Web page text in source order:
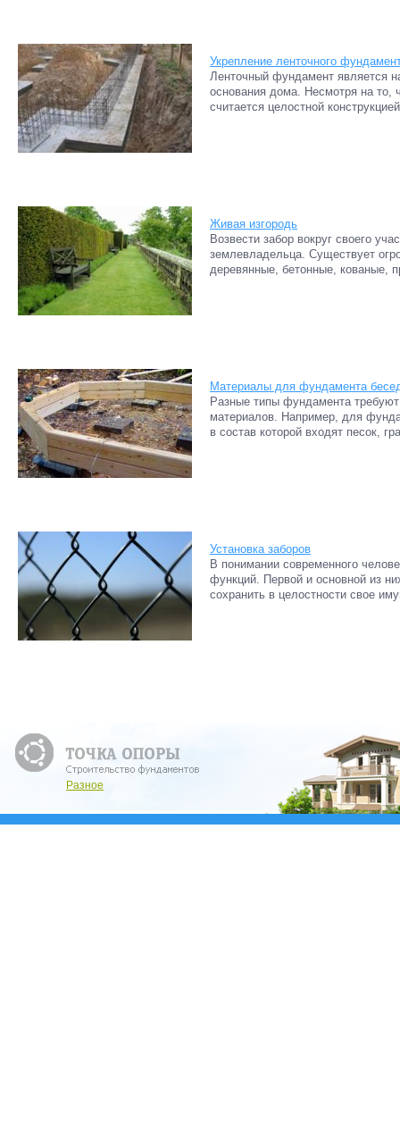
Укрепление ленточного
Ленточный фундамент является
основания дома. Несмотря на то,
считается целостной
Живая изгородь
Возвести забор вокруг своего
землевладельца. Существует
деревянные, бетонные, кованые,
Материалы для фундамента
Разные типы фундамента
материалов. Например, для
в состав которой входят песок,
Установка заборов
В понимании современного
функций. Первой и основной из
сохранить в целостности свое
Разное